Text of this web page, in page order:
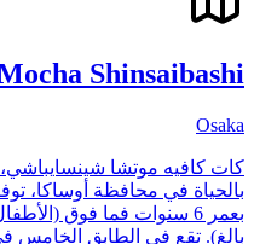
Shinsaibashi
Osaka
كات كافيه موتشا شينسايباشي،
بالحياة في محافظة أوساكا،